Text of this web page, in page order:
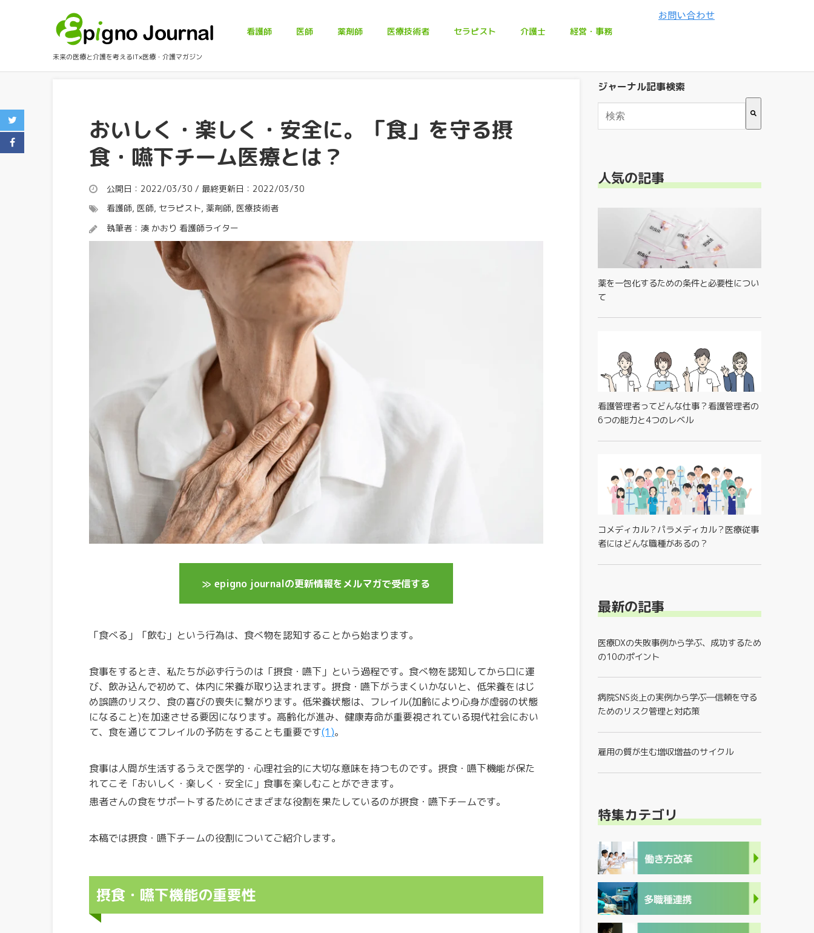
未来の医療と介護を考えるIT×医療・介護マガジン
看護師 医師 薬剤師 医療技術者 セラピスト 介護士 経営・事務
おいしく・楽しく・安全に。「食」を守る摂
食・嚥下チーム医療とは？
公開日：2022/03/30 / 最終更新日：2022/03/30
看護師, 医師, セラピスト, 薬剤師, 医療技術者
執筆者： 湊 かおり 看護師ライター
≫ epigno journalの更新情報をメルマガで受信する
「食べる」「飲む」という行為は、食べ物を認知することから始まります。
食事をするとき、私たちが必ず行うのは「摂食・嚥下」という過程です。食べ物を認知してから口に運
び、飲み込んで初めて、体内に栄養が取り込まれます。摂食・嚥下がうまくいかないと、低栄養をはじ
め誤嚥のリスク、食の喜びの喪失に繋がります。低栄養状態は、フレイル(加齢により心身が虚弱の状態
になること)を加速させる要因になります。高齢化が進み、健康寿命が重要視されている現代社会におい
て、食を通じてフレイルの予防をすることも重要です(1 )。
食事は人間が生活するうえで医学的・心理社会的に大切な意味を持つものです。摂食・嚥下機能が保た
れてこそ「おいしく・楽しく・安全に」食事を楽しむことができます。
患者さんの食をサポートするためにさまざまな役割を果たしているのが摂食・嚥下チームです。
本稿では摂食・嚥下チームの役割についてご紹介します。
摂食・嚥下機能の重要性
ジャーナル記事検索
人気の記事
薬を一包化するための条件と必要性につい
て
看護管理者ってどんな仕事？看護管理者の
6つの能力と4つのレベル
コメディカル？パラメディカル？医療従事
者にはどんな職種があるの？
最新の記事
医療DXの失敗事例から学ぶ、成功するため
の10のポイント
病院SNS炎上の実例から学ぶ―信頼を守る
ためのリスク管理と対応策
雇用の質が生む増収増益のサイクル
特集カテゴリ